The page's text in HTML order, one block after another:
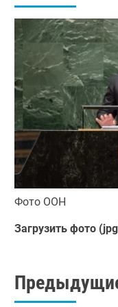
Фото ООН
Загрузить фото